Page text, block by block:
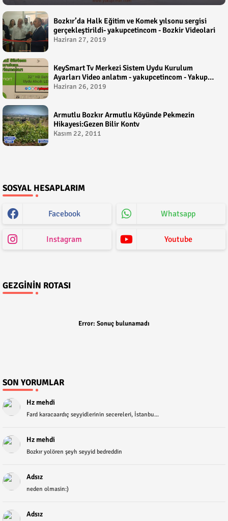
Bozkır’da Halk Eğitim ve Komek yılsonu sergisi
gerçekleştirildi- yakupcetincom - Bozkir Videolari
Haziran 27, 2019
KeySmart Tv Merkezi Sistem Uydu Kurulum
Ayarları Video anlatım - yakupcetincom - Yakup
Çetin
Haziran 26, 2019
Armutlu Bozkır Armutlu Köyünde Pekmezin
Hikayesi:Gezen Bilir Kontv
Kasım 22, 2011
SOSYAL HESAPLARIM
Facebook Whatsapp
Instagram Youtube
GEZGININ ROTASI
Error: Sonuç bulunamadı
SON YORUMLAR
Hz mehdi
Fard karacaardıç seyyidlerinin secereleri, İstanbu...
Hz mehdi
Bozkır yolören şeyh seyyid bedreddin
Adsız
neden olmasin:)
Adsız